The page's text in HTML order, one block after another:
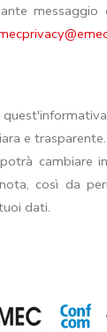
e trasparente.
cambiare
così da
dati.